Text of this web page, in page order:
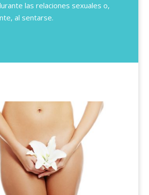
las relaciones sexuales o,
al sentarse.